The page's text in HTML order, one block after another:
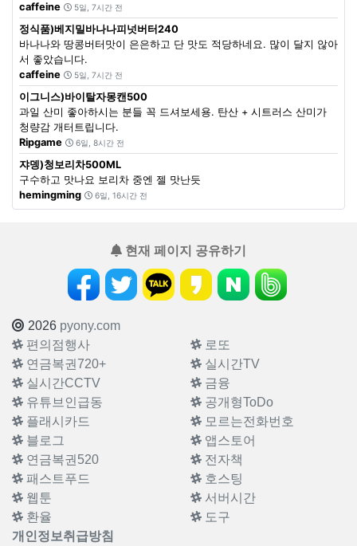
caffeine
5일, 7시간 전
정식품)베지밀바나나피넛버터240
바나나와 땅콩버터맛이 은은하고 단 맛도 적당하네요. 많이 달지 않아
서 좋았습니다.
caffeine
5일, 7시간 전
이그니스)바이탈자몽캔500
과일 산미 좋아하시는 분들 꼭 드셔보세용. 탄산 + 시트러스 산미가
청량감 개터트립니다.
Ripgame
6일, 8시간 전
쟈뎅)청보리차500ML
구수하고 맛나요 보리차 중엔 젤 맛난듯
hemingming
6일, 16시간 전
현재 페이지 공유하기
2026 pyony.com
편의점행사
로또
연금복권720+
실시간TV
실시간CCTV
금융
유튜브인급동
공개형ToDo
플래시카드
모르는전화번호
블로그
앱스토어
연금복권520
전자책
패스트푸드
호스팅
웹툰
서버시간
환율
도구
개인정보취급방침